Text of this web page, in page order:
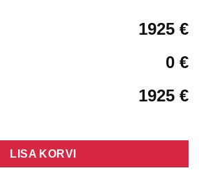
1925 €
0 €
1925 €
LISA KORVI